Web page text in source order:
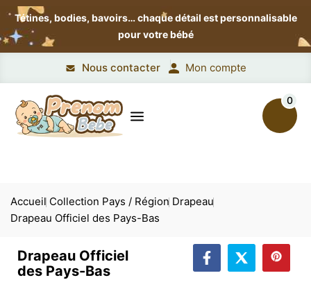
Tétines, bodies, bavoirs…chaque détail est personnalisable
pour votre bébé
Nous contacter Mon compte
0
Accueil Collection Pays / Région Drapeau
Drapeau Officiel des Pays-Bas
Drapeau Officiel
des Pays-Bas